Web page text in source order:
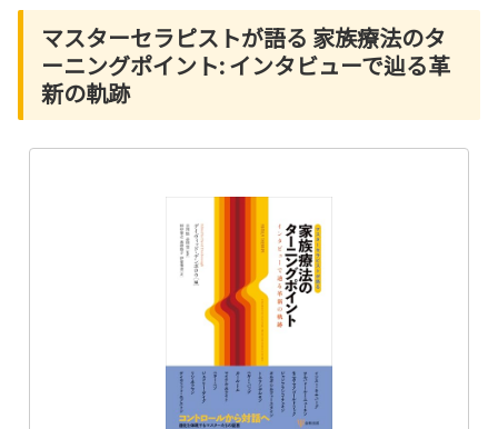
マスターセラピストが語る 家族療法のタ
ーニングポイント: インタビューで辿る革
新の軌跡